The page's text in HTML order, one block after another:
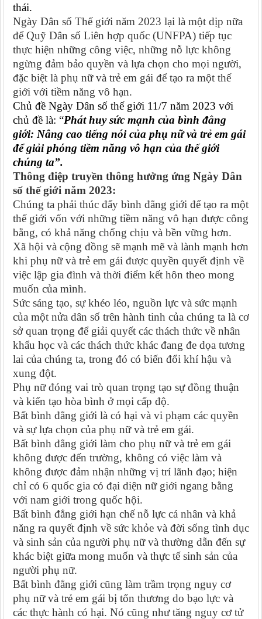
thái.
Ngày Dân số Thế giới năm 2023 lại là một dịp nữa
để Quỹ Dân số Liên hợp quốc (UNFPA) tiếp tục
thực hiện những công việc, những nỗ lực không
ngừng đảm bảo quyền và lựa chọn cho mọi người,
đặc biệt là phụ nữ và trẻ em gái để tạo ra một thế
giới với tiềm năng vô hạn.
Chủ đề Ngày Dân số thế giới 11/7 năm 2023 với
chủ đề là: “Phát huy sức mạnh của bình đẳng
giới: Nâng cao tiếng nói của phụ nữ và trẻ em gái
để giải phóng tiềm năng vô hạn của thế giới
chúng ta”.
Thông điệp truyền thông hưởng ứng Ngày Dân
số thế giới năm 2023:
Chúng ta phải thúc đẩy bình đẳng giới để tạo ra một
thế giới vốn với những tiềm năng vô hạn được công
bằng, có khả năng chống chịu và bền vững hơn.
Xã hội và cộng đồng sẽ mạnh mẽ và lành mạnh hơn
khi phụ nữ và trẻ em gái được quyền quyết định về
việc lập gia đình và thời điểm kết hôn theo mong
muốn của mình.
Sức sáng tạo, sự khéo léo, nguồn lực và sức mạnh
của một nửa dân số trên hành tinh của chúng ta là cơ
sở quan trọng để giải quyết các thách thức về nhân
khẩu học và các thách thức khác đang đe dọa tương
lai của chúng ta, trong đó có biến đổi khí hậu và
xung đột.
Phụ nữ đóng vai trò quan trọng tạo sự đồng thuận
và kiến tạo hòa bình ở mọi cấp độ.
Bất bình đẳng giới là có hại và vi phạm các quyền
và sự lựa chọn của phụ nữ và trẻ em gái.
Bất bình đẳng giới làm cho phụ nữ và trẻ em gái
không được đến trường, không có việc làm và
không được đảm nhận những vị trí lãnh đạo; hiện
chỉ có 6 quốc gia có đại diện nữ giới ngang bằng
với nam giới trong quốc hội.
Bất bình đẳng giới hạn chế nỗ lực cá nhân và khả
năng ra quyết định về sức khỏe và đời sống tình dục
và sinh sản của người phụ nữ và thường dẫn đến sự
khác biệt giữa mong muốn và thực tế sinh sản của
người phụ nữ.
Bất bình đẳng giới cũng làm trầm trọng nguy cơ
phụ nữ và trẻ em gái bị tổn thương do bạo lực và
các thực hành có hại. Nó cũng như tăng nguy cơ tử